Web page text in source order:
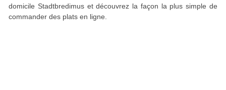
domicile Stadtbredimus et découvrez la façon la plus simple de
commander des plats en ligne.